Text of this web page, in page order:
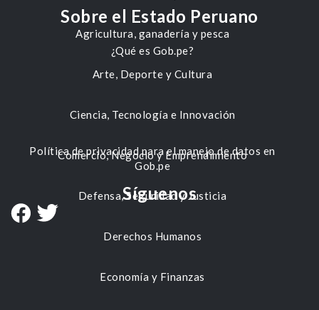
Agricultura, ganadería y pesca
Arte, Deporte y Cultura
Ciencia, Tecnología e Innovación
Comercio, Negocio y Emprendimiento
Defensa, Seguridad y Justicia
Derechos Humanos
Economía y Finanzas
Sobre el Estado Peruano
¿Qué es Gob.pe?
Política de privacidad para el manejo de datos en
Gob.pe
Síguenos